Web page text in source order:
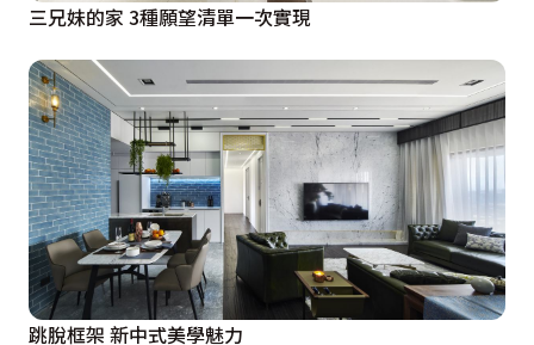
三兄妹的家 3種願望清單一次實現
跳脫框架 新中式美學魅力